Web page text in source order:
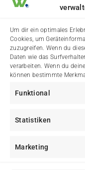
Um dir ein optimales
Cookies, um
zuzugreifen. Wenn du
Daten wie das
verarbeiten. Wenn du
können bestimmte
Funktional
Statistiken
Marketing
Aktuelle
Städtische Meldungen
Amtliche